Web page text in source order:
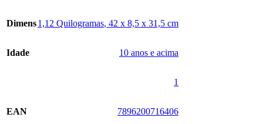
Dimens1,12 Quilogramas, ‎42 x 8,5 x 31,5 cm
Idade ‎10 anos e acima
‎1
EAN ‎7896200716406